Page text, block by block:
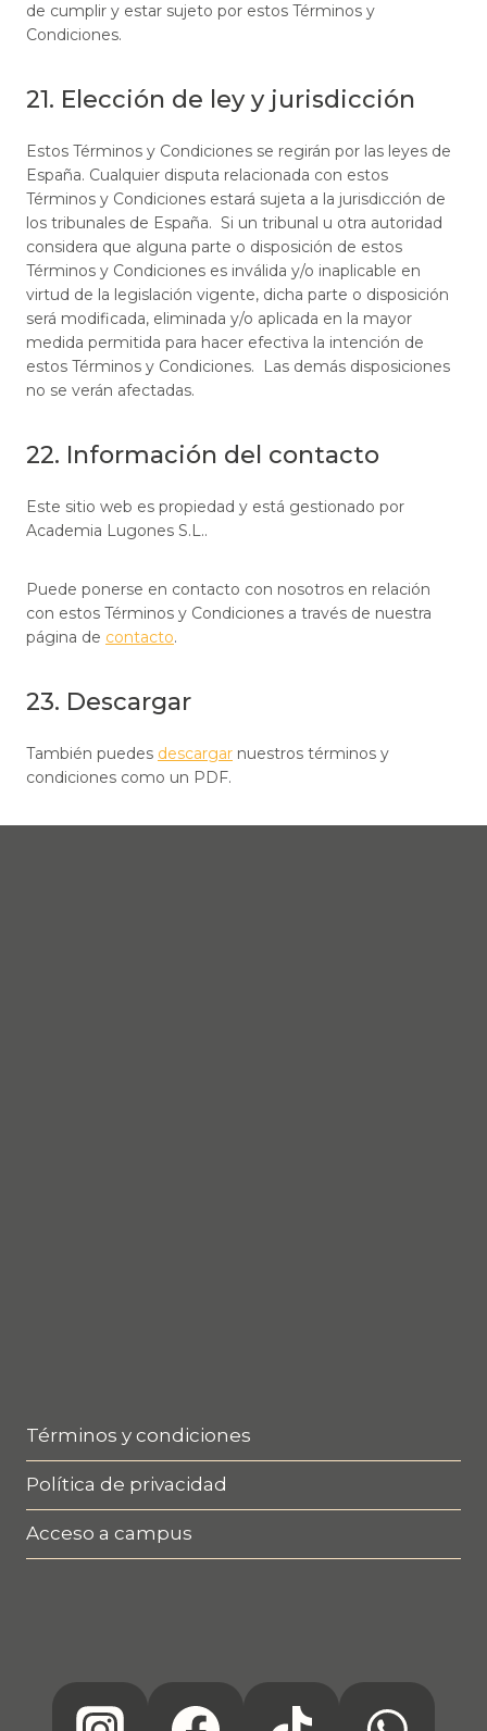
de cumplir y estar sujeto por estos Términos y
Condiciones.
21. Elección de ley y jurisdicción
Estos Términos y Condiciones se regirán por las leyes de
España. Cualquier disputa relacionada con estos
Términos y Condiciones estará sujeta a la jurisdicción de
los tribunales de España. Si un tribunal u otra autoridad
considera que alguna parte o disposición de estos
Términos y Condiciones es inválida y/o inaplicable en
virtud de la legislación vigente, dicha parte o disposición
será modificada, eliminada y/o aplicada en la mayor
medida permitida para hacer efectiva la intención de
estos Términos y Condiciones. Las demás disposiciones
no se verán afectadas.
22. Información del contacto
Este sitio web es propiedad y está gestionado por
Academia Lugones S.L..
Puede ponerse en contacto con nosotros en relación
con estos Términos y Condiciones a través de nuestra
página de contacto.
23. Descargar
También puedes descargar nuestros términos y
condiciones como un PDF.
Términos y condiciones
Política de privacidad
Acceso a campus